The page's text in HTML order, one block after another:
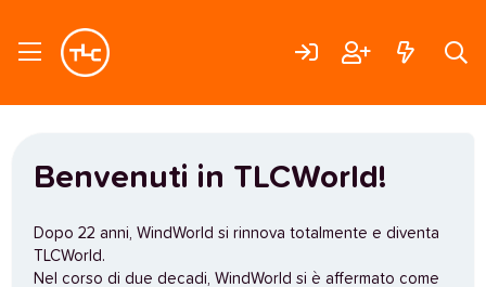
Benvenuti in TLCWorld!
Dopo 22 anni, WindWorld si rinnova totalmente e diventa
TLCWorld.
Nel corso di due decadi, WindWorld si è affermato come